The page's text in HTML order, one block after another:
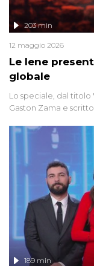
Le Iene
globale
203 min
12 maggio 2026
Lo speciale, dal
Gaston Zama e
racconta l'universo
globali e del
social network, talk
189 min